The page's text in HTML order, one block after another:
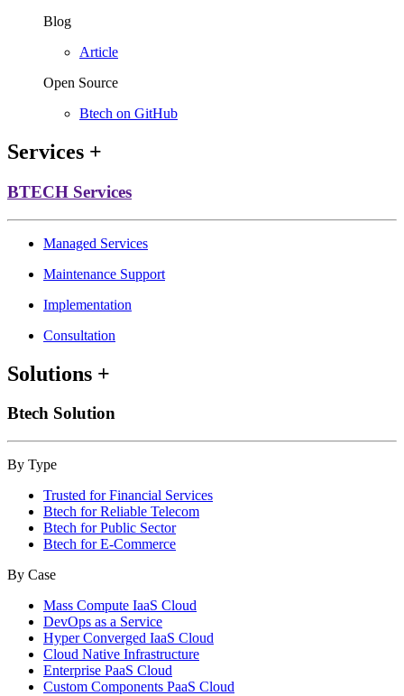
Blog
Article
Open Source
Btech on GitHub
Services +
BTECH Services
Managed Services
Maintenance Support
Implementation
Consultation
Solutions +
Btech Solution
By Type
Trusted for Financial Services
Btech for Reliable Telecom
Btech for Public Sector
Btech for E-Commerce
By Case
Mass Compute IaaS Cloud
DevOps as a Service
Hyper Converged IaaS Cloud
Cloud Native Infrastructure
Enterprise PaaS Cloud
Custom Components PaaS Cloud